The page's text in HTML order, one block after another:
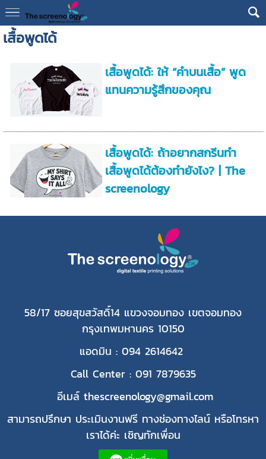
เสื้อพูดได้
เสื้อพูดได้: ให้ “คำบนเสื้อ” พูด
แทนความรู้สึกของคุณ
เสื้อพูดได้: ถ้าอยากสกรีนทำ
เสื้อพูดได้ต้องทำยังไง? | The
screenology
58/17 ซอยสุขสวัสดิ์14 แขวงจอมทอง เขตจอมทอง
กรุงเทพมหานคร 10150
แอดมิน : 094 2614642
Call Center : 091 7879635
อีเมล์ thescreenology@gmail.com
สามารถปรึกษา ประเมินงานฟรี ทางช่องทางไลน์ หรือโทรหา
เราได้ค่ะ เชิญทักเพื่อน